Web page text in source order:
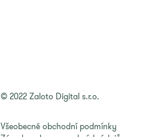
© 2022 Zaloto Digital s.r.o.
Všeobecné obchodní podmínky